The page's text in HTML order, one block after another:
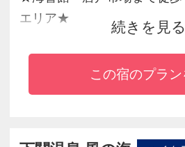
エリア★
■唐戸バス停すぐ☆唐戸ター
■海峡を間近に望む海側客室
／駐車場無料！
続きを見る
この宿のプラ